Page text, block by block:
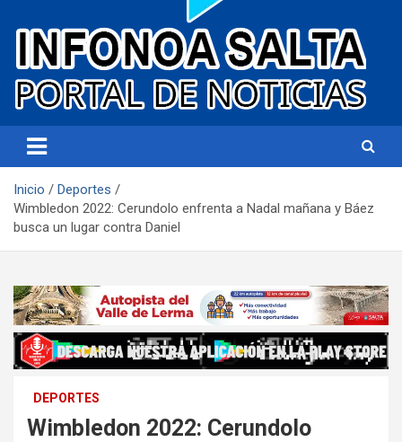
Infonoa Salta
Inicio
Deportes
Wimbledon 2022: Cerundolo enfrenta a Nadal mañana y Báez
busca un lugar contra Daniel
DEPORTES
Wimbledon 2022: Cerundolo